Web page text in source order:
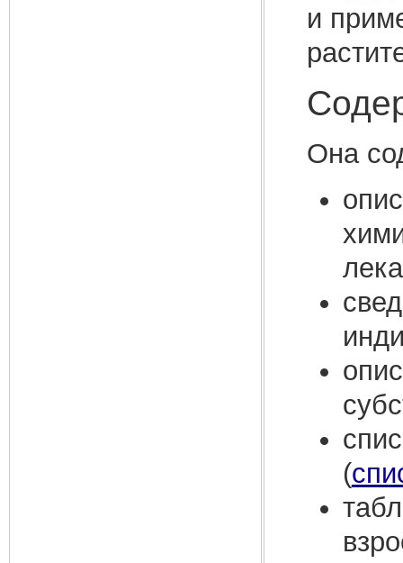
и
Она
(